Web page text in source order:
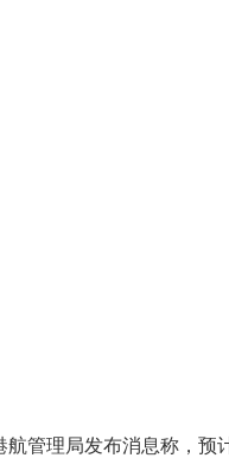
管理局发布消息称，预